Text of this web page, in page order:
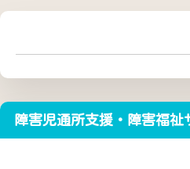
障害児通所支援・障害福祉